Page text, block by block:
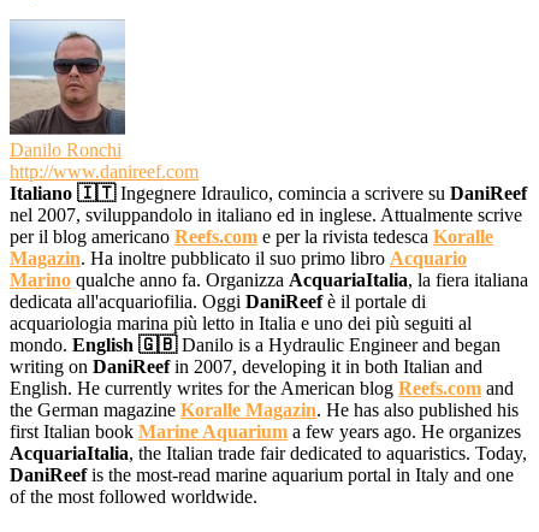
Danilo Ronchi
http://www.danireef.com
Italiano 🇮🇹Ingegnere Idraulico, comincia a scrivere su DaniReef
nel 2007, sviluppandolo in italiano ed in inglese. Attualmente scrive
per il blog americano Reefs.com e per la rivista tedesca Koralle
Magazin. Ha inoltre pubblicato il suo primo libro Acquario
Marino qualche anno fa. Organizza AcquariaItalia, la fiera italiana
dedicata all'acquariofilia. Oggi DaniReefè il portale di
acquariologia marina più letto in Italia e uno dei più seguiti al
mondo. English 🇬🇧Danilo is a Hydraulic Engineer and began
writing on DaniReefin 2007, developing it in both Italian and
English. He currently writes for the American blog Reefs.com and
the German magazine Koralle Magazin. He has also published his
first Italian book Marine Aquarium a few years ago. He organizes
AcquariaItalia, the Italian trade fair dedicated to aquaristics. Today,
DaniReefis the most-read marine aquarium portal in Italy and one
of the most followed worldwide.